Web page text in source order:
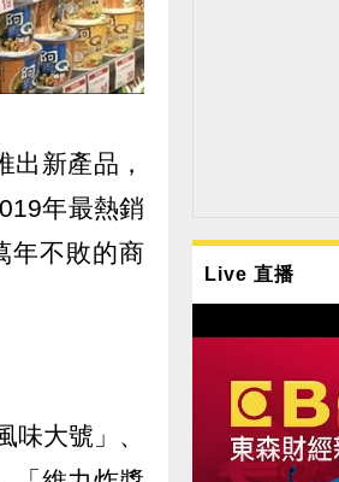
新產品，
年最熱銷
年不敗的商
大號」、
Live 直播